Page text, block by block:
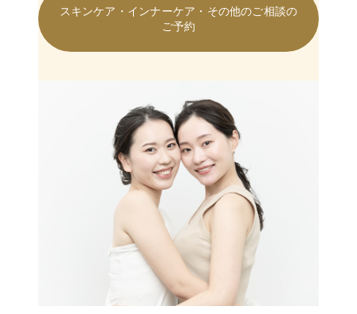
スキンケア・インナーケア・その他のご相談の
ご予約